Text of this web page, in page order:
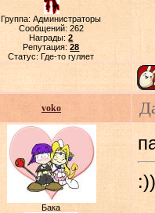
Группа: Администраторы
Сообщений: 262
Награды:2
Репутация:28
Статус:Где-то гуляет
voko
Бака